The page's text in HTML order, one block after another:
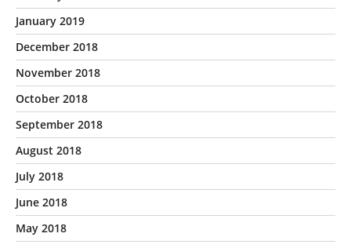
January 2019
December 2018
November 2018
October 2018
September 2018
August 2018
July 2018
June 2018
May 2018